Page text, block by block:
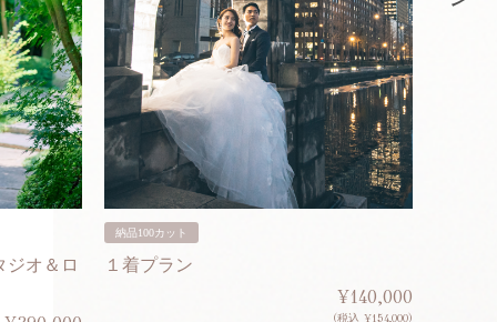
ジオ＆ロ
納品100カット
１着プラン
¥140,000
(税込 ¥154,000)